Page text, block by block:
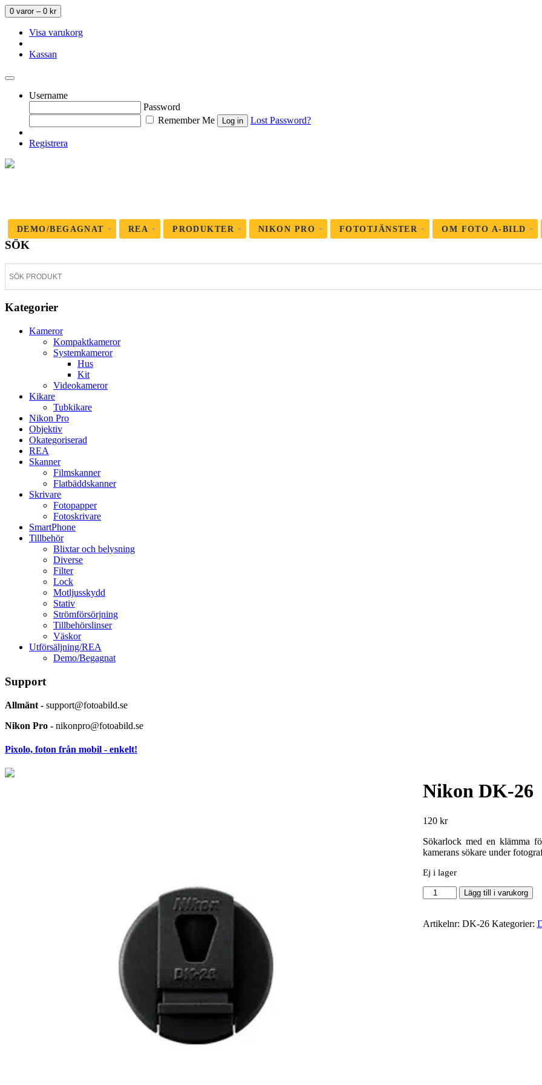
0 varor – 0 kr
Visa varukorg
Kassan
Username
Password
Remember Me
Lost Password?
Registrera
DEMO/BEGAGNAT REA PRODUKTER NIKON PRO FOTOTJÄNSTER OM FOTO A-BILD
SÖK
Kategorier
Kameror
Kompaktkameror
Systemkameror
Hus
Kit
Videokameror
Kikare
Tubkikare
Nikon Pro
Objektiv
Okategoriserad
REA
Skanner
Filmskanner
Flatbäddskanner
Skrivare
Fotopapper
Fotoskrivare
SmartPhone
Tillbehör
Blixtar och belysning
Diverse
Filter
Lock
Motljusskydd
Stativ
Strömförsörjning
Tillbehörslinser
Väskor
Utförsäljning/REA
Demo/Begagnat
Support
Allmänt - support@fotoabild.se
Nikon Pro - nikonpro@fotoabild.se
Pixolo, foton från mobil - enkelt!
Nikon DK-26
120 kr
Sökarlock med en klämma
kamerans sökare under
Ej i lager
Nikon
DK-
mängd
Lägg till i varukorg
Artikelnr: DK-26 Kategorier: